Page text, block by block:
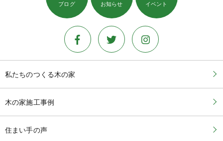
ブログ お知らせ イベント
私たちのつくる木の家
木の家施工事例
住まい手の声